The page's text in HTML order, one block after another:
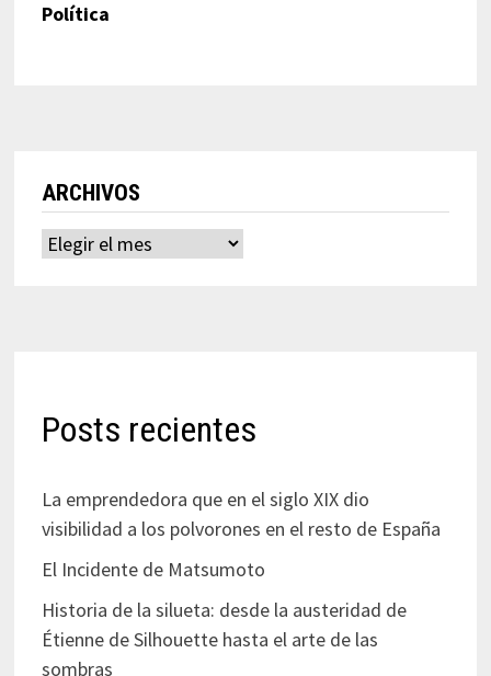
Política
ARCHIVOS
Archivos
Posts recientes
La emprendedora que en el siglo XIX dio
visibilidad a los polvorones en el resto de España
El Incidente de Matsumoto
Historia de la silueta: desde la austeridad de
Étienne de Silhouette hasta el arte de las
sombras